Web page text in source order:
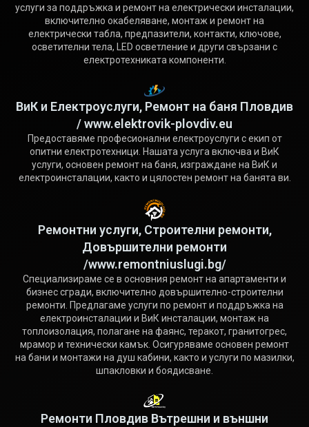
услуги за поддръжка и ремонт на електрически инсталации,
включително окабеляване, монтаж и ремонт на
електрически табла, предпазители, контакти, ключове,
осветителни тела, LED осветление и други свързани с
електротехниката компоненти.
ВиК и Електроуслуги, Ремонт на баня Пловдив
/ www.elektrovik-plovdiv.eu
Предоставяме професионални електроуслуги с екип от
опитни електротехници. Нашата услуга включва и ВиК
услуги, основен ремонт на баня, изграждане на ВиК и
електроинсталации, както и цялостен ремонт на банята ви.
Ремонтни услуги, Строителни ремонти,
Довършителни ремонти
/www.remontniuslugi.bg/
Специализираме се в основния ремонт на апартаменти и
бизнес сгради, включително довършително-строителни
ремонти. Предлагаме услуги по ремонт и поддръжка на
електроинсталации и ВиК инсталации, монтаж на
топлоизолация, полагане на фаянс, теракот, гранитогрес,
мрамор и технически камък. Осигуряваме основен ремонт
на бани и монтажи на душ кабини, както и услуги по мазилки,
шпакловки и боядисване.
Ремонти Пловдив Вътрешни и външни